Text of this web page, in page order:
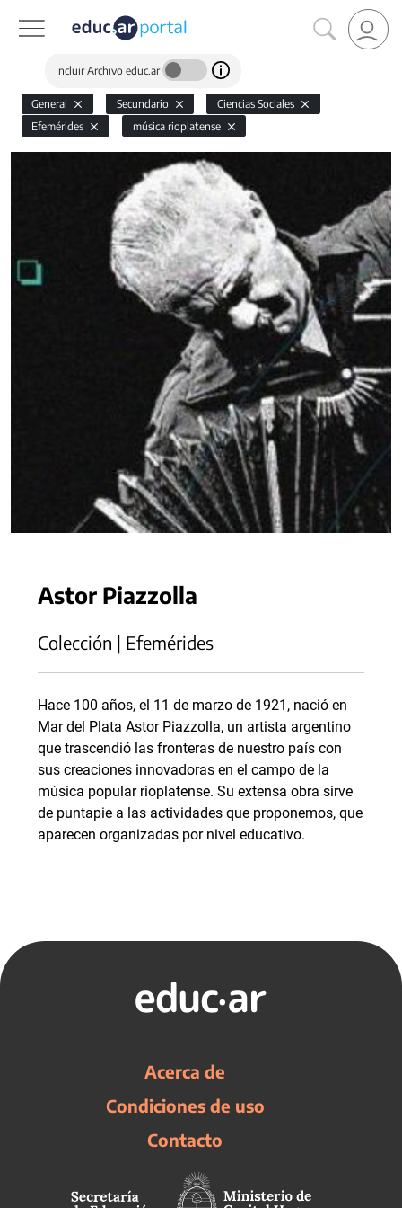
Incluir Archivo educ.ar
General Secundario
Ciencias Sociales
Efemérides
música rioplatense
Astor Piazzolla
Colección | Efemérides
Hace 100 años, el 11 de marzo de 1921, nació en
Mar del Plata Astor Piazzolla, un artista argentino
que trascendió las fronteras de nuestro país con
sus creaciones innovadoras en el campo de la
música popular rioplatense. Su extensa obra sirve
de puntapie a las actividades que proponemos, que
aparecen organizadas por nivel educativo.
Acerca de
Condiciones de uso
Contacto